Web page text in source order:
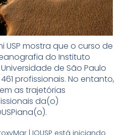
USP mostra que o curso de
do Instituto
de São Paulo
profissionais. No entanto,
as trajetórias
da(o)